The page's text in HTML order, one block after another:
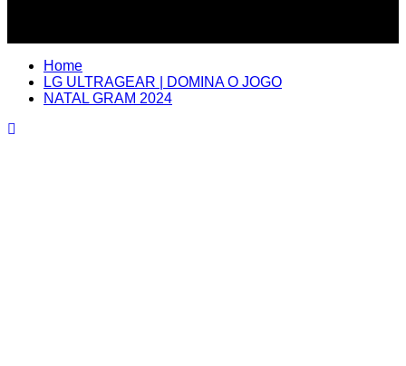
Home
LG ULTRAGEAR | DOMINA O JOGO
NATAL GRAM 2024